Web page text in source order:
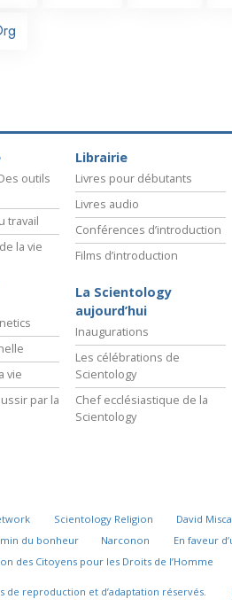
outils
travail
la vie
vie
par la
Librairie
Livres pour débutants
Livres audio
Conférences d’introduction
Films d’introduction
La Scientology
aujourd’hui
Inaugurations
Les célébrations de
Scientology
Chef ecclésiastique de la
Scientology
Scientology Religion David
du bonheur Narconon En faveur
des Citoyens pour les Droits de l’Homme
de reproduction et d’adaptation réservés.